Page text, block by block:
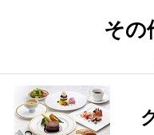
その